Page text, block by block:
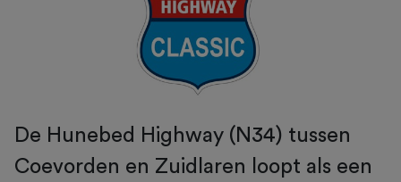
De Hunebed Highway (N34) tussen
Coevorden en Zuidlaren loopt als een